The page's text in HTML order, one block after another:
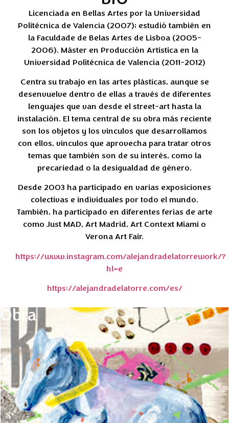
Obra
Licenciada en Bellas Artes por la Universidad
Politécnica de Valencia (2007); estudió también en
la Faculdade de Belas Artes de Lisboa (2005-
2006). Máster en Producción Artística en la
Universidad Politécnica de Valencia (2011-2012)
Centra su trabajo en las artes plásticas, aunque se
desenvuelve dentro de ellas a través de diferentes
lenguajes que van desde el street-art hasta la
instalación. El tema central de su obra más reciente
son los objetos y los vínculos que desarrollamos
con ellos, vínculos que aprovecha para tratar otros
temas que también son de su interés, como la
precariedad o la desigualdad de género.
Desde 2003 ha participado en varias exposiciones
colectivas e individuales por todo el mundo.
También, ha participado en diferentes ferias de arte
como Just MAD, Art Madrid, Art Context Miami o
Verona Art Fair.
https://www.instagram.com/alejandradelatorrework/?
hl=e
https://alejandradelatorre.com/es/